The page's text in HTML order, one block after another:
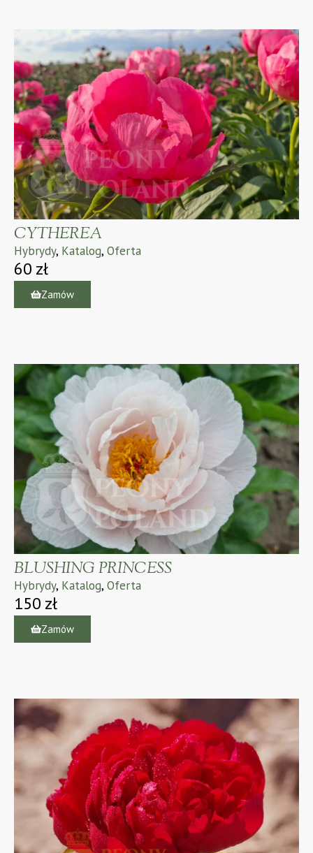
CYTHEREA
Hybrydy, Katalog, Oferta
60 zł
Zamów
BLUSHING PRINCESS
Hybrydy, Katalog, Oferta
150 zł
Zamów